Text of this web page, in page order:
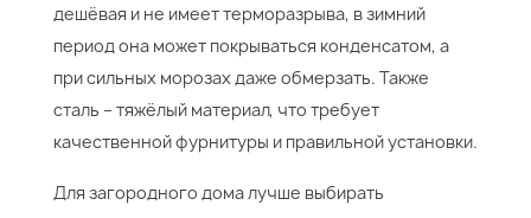
дешёвая и не имеет терморазрыва, в зимний
период она может покрываться конденсатом, а
при сильных морозах даже обмерзать. Также
сталь – тяжёлый материал, что требует
качественной фурнитуры и правильной установки.
Для загородного дома лучше выбирать